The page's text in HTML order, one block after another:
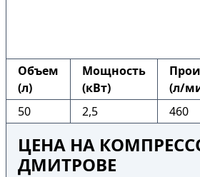
Объем
(л)
Мощность
(кВт)
(л/
50
2,5 460
ЦЕНА НА
ДМИТРОВЕ